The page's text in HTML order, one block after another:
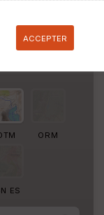
ORM
ES
ACCEPTER